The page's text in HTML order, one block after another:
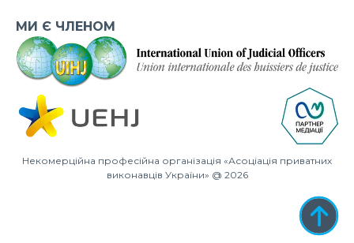
МИ Є ЧЛЕНОМ
Некомерційна професійна організація «Асоціація приватних
виконавців України» @ 2026